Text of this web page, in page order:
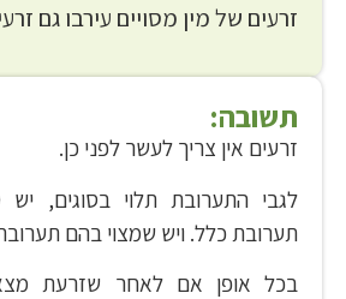
זרעים של מין מסויים עירבו גם
תשובה:
זרעים אין צריך לעשר לפני כן.
לגבי התערובת תלוי בסוגים,
תערובת כלל. ויש שמצוי בהם
בכל אופן אם לאחר שזרעת